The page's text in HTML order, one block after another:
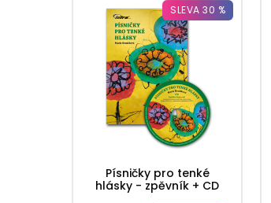
SLEVA 30 %
Písničky pro tenké
hlásky - zpěvník + CD